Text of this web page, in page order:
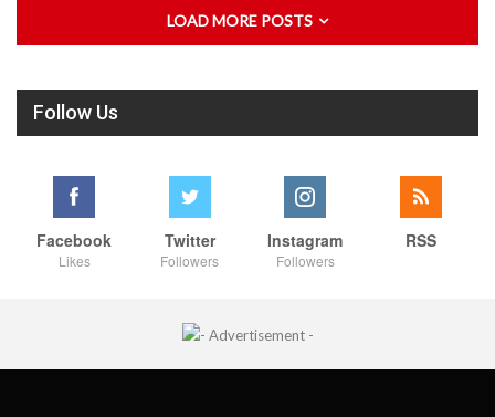
LOAD MORE POSTS
Follow Us
Facebook
Likes
Twitter
Followers
Instagram
Followers
RSS